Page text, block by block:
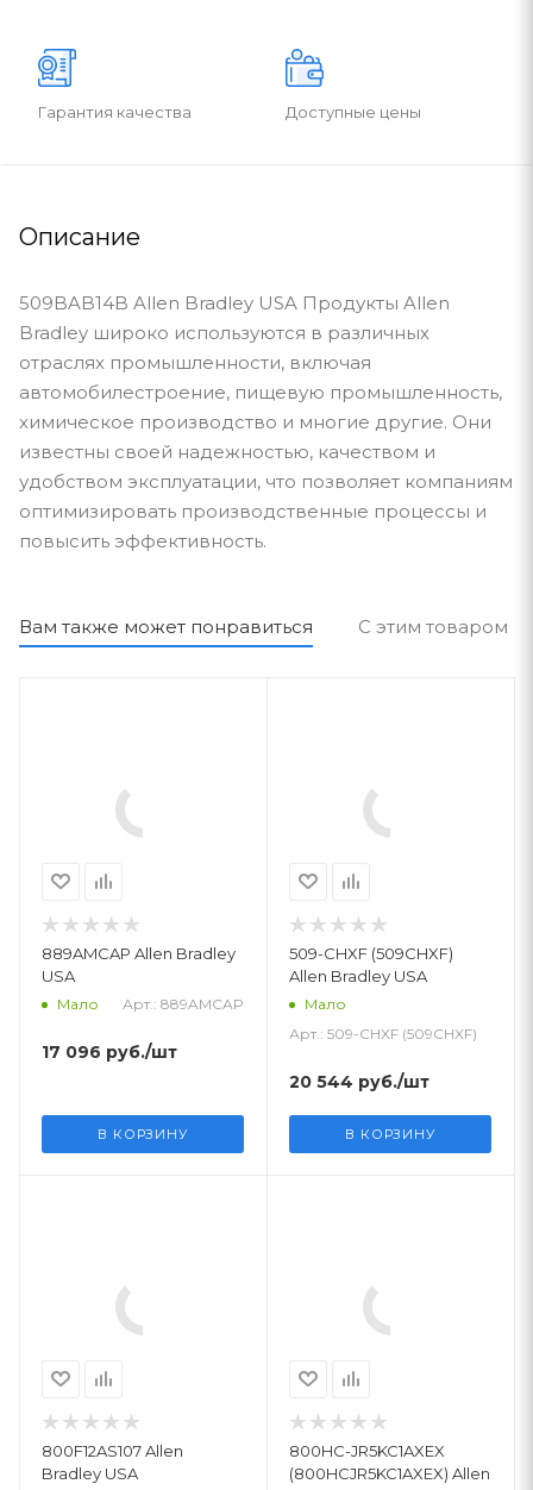
Гарантия качества Доступные цены
Описание
509BAB14B Allen Bradley USA Продукты Allen
Bradley широко используются в различных
отраслях промышленности, включая
автомобилестроение, пищевую промышленность,
химическое производство и многие другие. Они
известны своей надежностью, качеством и
удобством эксплуатации, что позволяет компаниям
оптимизировать производственные процессы и
повысить эффективность.
Вам также может понравиться С этим товаром
889AMCAP Allen Bradley
USA
Мало Арт.: 889AMCAP
17 096 руб./шт
В КОРЗИНУ
509-CHXF (509CHXF)
Allen Bradley USA
Мало
Арт.: 509-CHXF (509CHXF)
20 544 руб./шт
В КОРЗИНУ
800F12AS107 Allen
Bradley USA
800HC-JR5KC1AXEX
(800HCJR5KC1AXEX) Allen